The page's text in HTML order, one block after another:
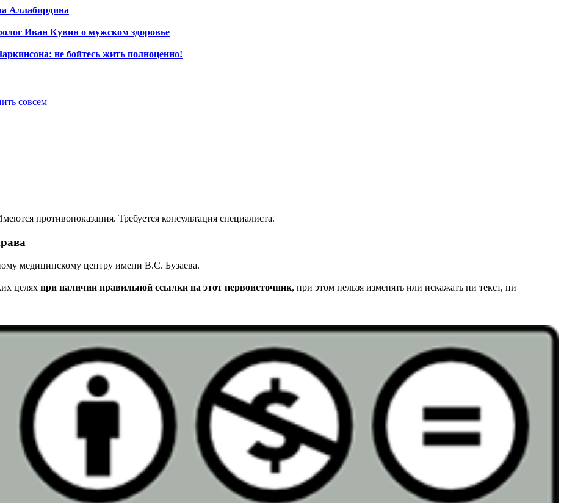
Аллабирдина
Иван Кувин о мужском здоровье
не бойтесь жить полноценно!
совсем
противопоказания. Требуется консультация специалиста.
медицинскому центру имени В.С. Бузаева.
целях при наличии правильной ссылки на этот первоисточник, при этом нельзя изменять или искажать ни текст, ни